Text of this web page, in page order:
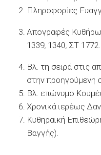
Πληροφορίες
Απογραφές
1339, 1340, ΣΤ 1772.
Βλ. τη σειρά στις
στην προηγούμενη
Βλ. επώνυμο
Χρονικά ιερέως
Κυθηραϊκή
Βαγγής).